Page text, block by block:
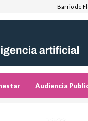
Barrio de
Audiencia